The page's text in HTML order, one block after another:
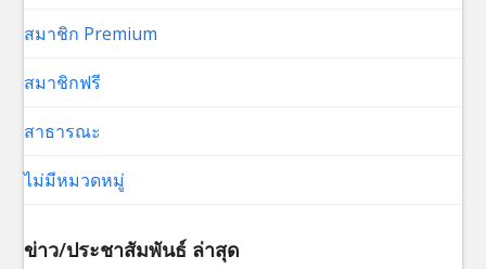
สมาชิก Premium
สมาชิกฟรี
สาธารณะ
ไม่มีหมวดหมู่
ข่าว/ประชาสัมพันธ์ ล่าสุด